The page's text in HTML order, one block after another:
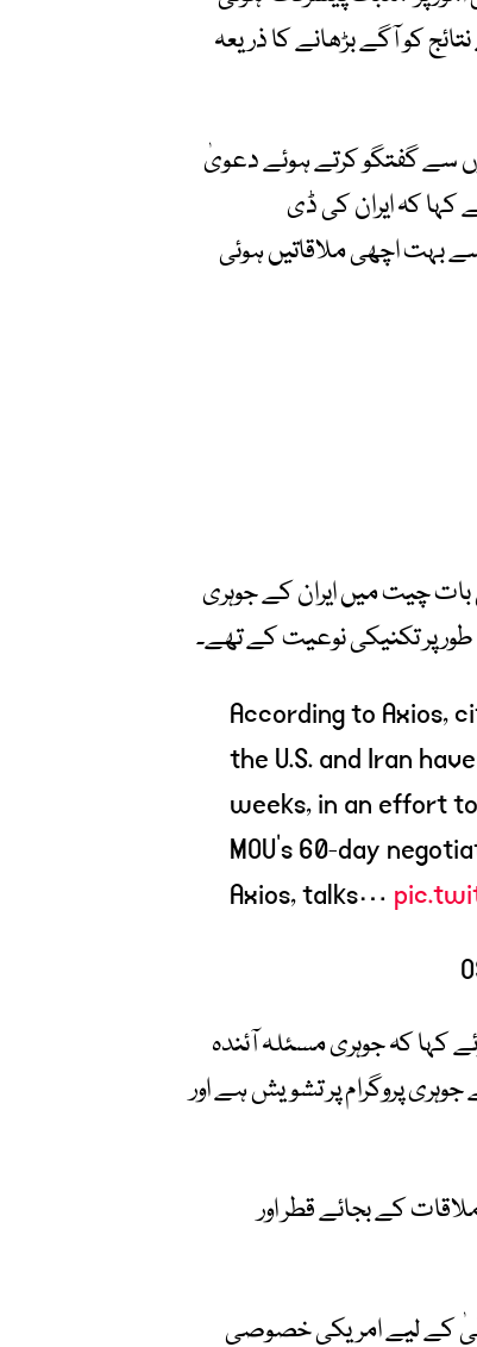
کو آگے بڑھانے کا ذریعہ
سے گفتگو کرتے ہوئے دعویٰ
کہا کہ ایران کی ڈی
بہت اچھی ملاقاتیں ہوئی
بات چیت میں ایران کے جوہری
طور پر تکنیکی نوعیت کے تھے۔
According to Axios,
the U.S. and Iran
weeks, in an effort
MOU’s 60-day
Axios, talks…
کہ جوہری مسئلہ آئندہ
جوہری پروگرام پر تشویش ہے اور
کے بجائے قطر اور
کے لیے امریکی خصوصی